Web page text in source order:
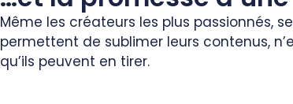
Même les créateurs les plus passionnés,
permettent de sublimer leurs contenus,
qu’ils peuvent en tirer.